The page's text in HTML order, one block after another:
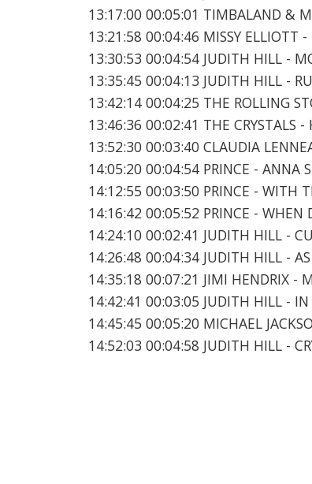
13:17:00 00:05:01 TIMBALAND &
13:21:58 00:04:46 MISSY ELLIOTT
13:30:53 00:04:54 JUDITH HILL -
13:35:45 00:04:13 JUDITH HILL -
13:42:14 00:04:25 THE ROLLING
13:46:36 00:02:41 THE CRYSTALS -
13:52:30 00:03:40 CLAUDIA
14:05:20 00:04:54 PRINCE - ANNA
14:12:55 00:03:50 PRINCE - WITH
14:16:42 00:05:52 PRINCE - WHEN
14:24:10 00:02:41 JUDITH HILL -
14:26:48 00:04:34 JUDITH HILL -
14:35:18 00:07:21 JIMI HENDRIX -
14:42:41 00:03:05 JUDITH HILL -
14:45:45 00:05:20 MICHAEL
14:52:03 00:04:58 JUDITH HILL -